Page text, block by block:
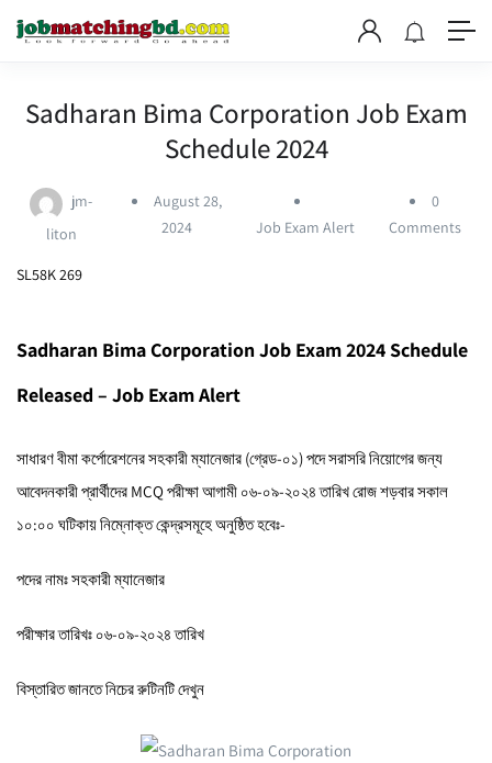
Sadharan Bima Corporation Job Exam
Schedule 2024
jm-
liton
August 28,
2024
Job Exam Alert
0
Comments
SL58K 269
Sadharan Bima Corporation Job Exam 2024 Schedule
Released – Job Exam Alert
সাধারণ বীমা কর্পোরেশনের সহকারী ম্যানেজার (গ্রেড-০১) পদে সরাসরি নিয়োগের জন্য
আবেদনকারী প্রার্থীদের MCQ পরীক্ষা আগামী ০৬-০৯-২০২৪ তারিখ রোজ শড়বার সকাল
১০:০০ ঘটিকায় নিম্নোক্ত কেন্দ্রসমূহে অনুষ্ঠিত হবেঃ-
পদের নামঃ সহকারী ম্যানেজার
পরীক্ষার তারিখঃ ০৬-০৯-২০২৪ তারিখ
বিস্তারিত জানতে নিচের রুটিনটি দেখুন